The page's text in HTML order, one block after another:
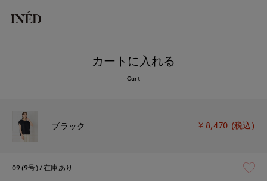
カートに入れる
Cart
ブラック ￥8,470 (税込)
09(9号) 在庫あり